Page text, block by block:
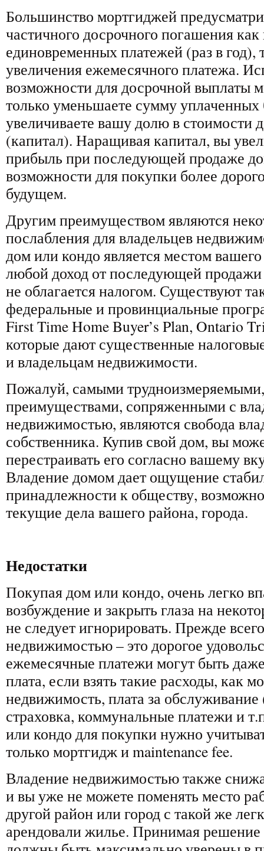
Большинство мортгиджей
частичного досрочного погашения как
единовременных платежей (раз в год),
увеличения ежемесячного платежа.
возможности для досрочной выплаты
только уменьшаете сумму
увеличиваете вашу долю в стоимости
(капитал). Наращивая капитал, вы
прибыль при последующей продаже
возможности для покупки более
будущем.
Другим преимуществом являются
послабления для владельцев
дом или кондо является местом
любой доход от последующей
не облагается налогом. Существуют
федеральные и провинциальные
First Time Home Buyer’s Plan, Ontario
которые дают существенные
и владельцам недвижимости.
Пожалуй, самыми
преимуществами, сопряженными с
недвижимостью, являются свобода
собственника. Купив свой дом, вы
перестраивать его согласно вашему
Владение домом дает ощущение
принадлежности к обществу,
текущие дела вашего района, города.
Недостатки
Покупая дом или кондо, очень легко
возбуждение и закрыть глаза на
не следует игнорировать. Прежде
недвижимостью – это дорогое
ежемесячные платежи могут быть
плата, если взять такие расходы, как
недвижимость, плата за обслуживание
страховка, коммунальные платежи и
или кондо для покупки нужно
только мортгидж и maintenance fee.
Владение недвижимостью также
и вы уже не можете поменять место
другой район или город с такой же
арендовали жилье. Принимая